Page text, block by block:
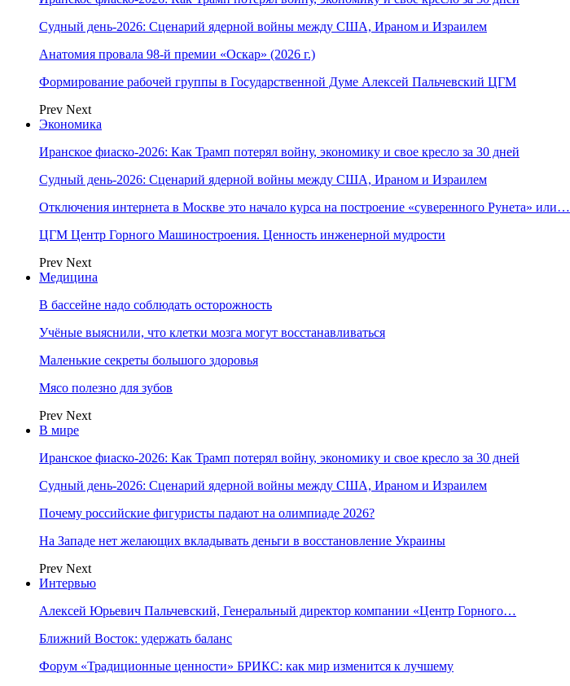
Судный день-2026: Сценарий ядерной войны между США, Ираном и Израилем
Анатомия провала 98-й премии «Оскар» (2026 г.)
Формирование рабочей группы в Государственной Думе Алексей Пальчевский ЦГМ
Prev Next
Экономика
Иранское фиаско-2026: Как Трамп потерял войну, экономику и свое кресло за 30 дней
Судный день-2026: Сценарий ядерной войны между США, Ираном и Израилем
Отключения интернета в Москве это начало курса на построение «суверенного Рунета» или…
ЦГМ Центр Горного Машиностроения. Ценность инженерной мудрости
Prev Next
Медицина
В бассейне надо соблюдать осторожность
Учёные выяснили, что клетки мозга могут восстанавливаться
Маленькие секреты большого здоровья
Мясо полезно для зубов
Prev Next
В мире
Иранское фиаско-2026: Как Трамп потерял войну, экономику и свое кресло за 30 дней
Судный день-2026: Сценарий ядерной войны между США, Ираном и Израилем
Почему российские фигуристы падают на олимпиаде 2026?
На Западе нет желающих вкладывать деньги в восстановление Украины
Prev Next
Интервью
Алексей Юрьевич Пальчевский, Генеральный директор компании «Центр Горного…
Ближний Восток: удержать баланс
Форум «Традиционные ценности» БРИКС: как мир изменится к лучшему